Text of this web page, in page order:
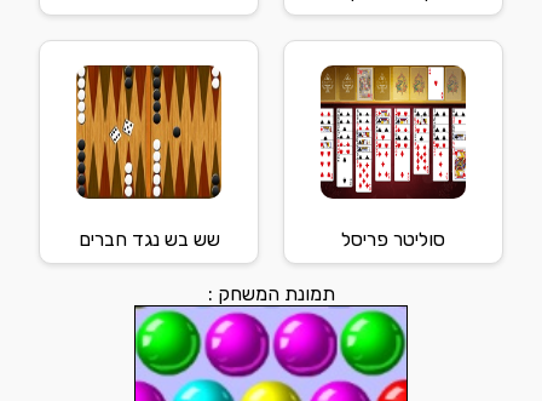
סוליטר פריסל שש בש נגד חברים
תמונת המשחק :